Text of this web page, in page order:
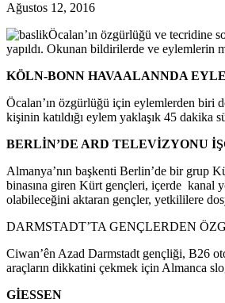
Ağustos 12, 2016
Öcalan’ın özgürlüğü ve tecridine
yapıldı. Okunan bildirilerde ve eylemlerin
KÖLN-BONN HAVAALANNDA
Öcalan’ın özgürlüğü için eylemlerden biri
kişinin katıldığı eylem yaklaşık 45 dakika
BERLİN’DE ARD TELEVİZYONU
Almanya’nın başkenti Berlin’de bir grup
binasına giren Kürt gençleri, içerde kanal
olabileceğini aktaran gençler, yetkililere
DARMSTADT’TA GENÇLERDEN
Ciwan’ên Azad Darmstadt gençliği, B26
araçların dikkatini çekmek için Almanca
GİESSEN